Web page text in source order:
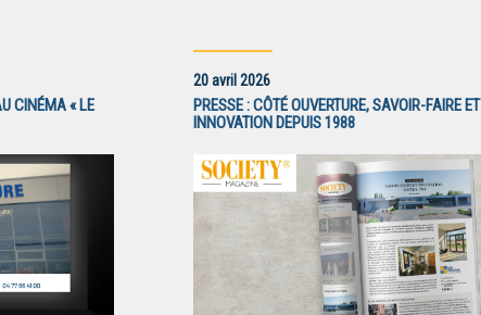
CINÉMA « LE
20 avril 2026
PRESSE : CÔTÉ OUVERTURE, SAVOIR-FAIRE ET
INNOVATION DEPUIS 1988